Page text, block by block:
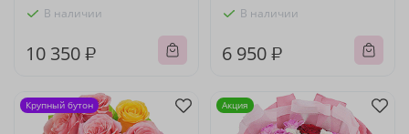
В наличии
10 350 ₽
В наличии
6 950 ₽
Крупный бутон Акция